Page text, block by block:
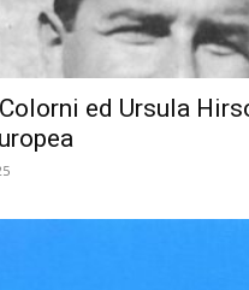
ed Ursula